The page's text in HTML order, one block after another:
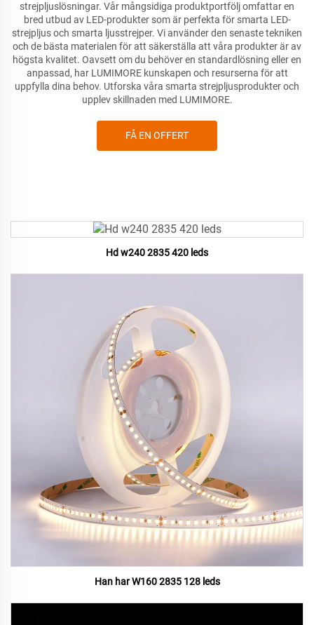
strejpljuslösningar. Vår mångsidiga produktportfölj omfattar en
bred utbud av LED-produkter som är perfekta för smarta LED-
strejpljus och smarta ljusstrejper. Vi använder den senaste tekniken
och de bästa materialen för att säkerställa att våra produkter är av
högsta kvalitet. Oavsett om du behöver en standardlösning eller en
anpassad, har LUMIMORE kunskapen och resurserna för att
uppfylla dina behov. Utforska våra smarta strejpljusprodukter och
upplev skillnaden med LUMIMORE.
FÅ EN OFFERT
Hd w240 2835 420 leds
Han har W160 2835 128 leds